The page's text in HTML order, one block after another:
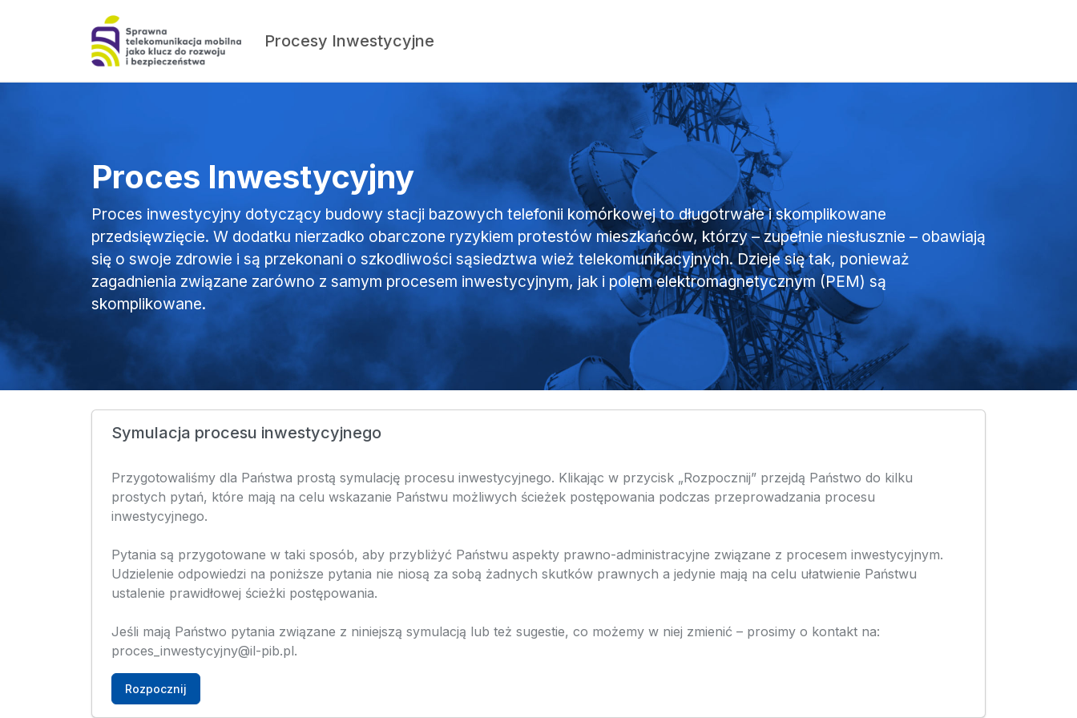
Procesy Inwestycyjne
Proces Inwestycyjny
Proces inwestycyjny dotyczący budowy stacji bazowych telefonii komórkowej to długotrwałe i skomplikowane
przedsięwzięcie. W dodatku nierzadko obarczone ryzykiem protestów mieszkańców, którzy – zupełnie niesłusznie – obawiają
się o swoje zdrowie i są przekonani o szkodliwości sąsiedztwa wież telekomunikacyjnych. Dzieje się tak, ponieważ
zagadnienia związane zarówno z samym procesem inwestycyjnym, jak i polem elektromagnetycznym (PEM) są
skomplikowane.
Symulacja procesu inwestycyjnego
Przygotowaliśmy dla Państwa prostą symulację procesu inwestycyjnego. Klikając w przycisk „Rozpocznij” przejdą Państwo do kilku
prostych pytań, które mają na celu wskazanie Państwu możliwych ścieżek postępowania podczas przeprowadzania procesu
inwestycyjnego.
Pytania są przygotowane w taki sposób, aby przybliżyć Państwu aspekty prawno-administracyjne związane z procesem inwestycyjnym.
Udzielenie odpowiedzi na poniższe pytania nie niosą za sobą żadnych skutków prawnych a jedynie mają na celu ułatwienie Państwu
ustalenie prawidłowej ścieżki postępowania.
Jeśli mają Państwo pytania związane z niniejszą symulacją lub też sugestie, co możemy w niej zmienić – prosimy o kontakt na:
proces_inwestycyjny@il-pib.pl.
Rozpocznij